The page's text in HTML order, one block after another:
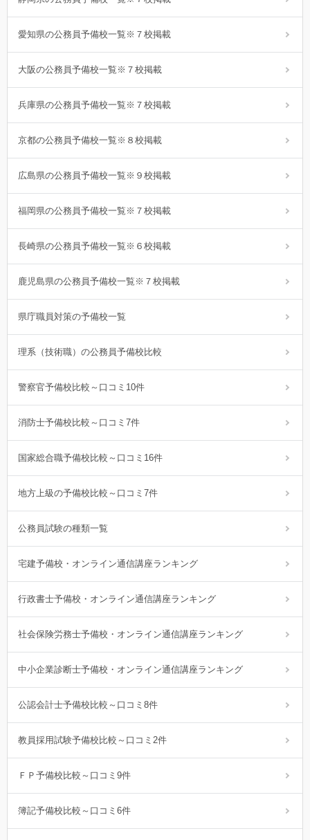
愛知県の公務員予備校一覧※７校掲載
大阪の公務員予備校一覧※７校掲載
兵庫県の公務員予備校一覧※７校掲載
京都の公務員予備校一覧※８校掲載
広島県の公務員予備校一覧※９校掲載
福岡県の公務員予備校一覧※７校掲載
長崎県の公務員予備校一覧※６校掲載
鹿児島県の公務員予備校一覧※７校掲載
県庁職員対策の予備校一覧
理系（技術職）の公務員予備校比較
警察官予備校比較～口コミ10件
消防士予備校比較～口コミ7件
国家総合職予備校比較～口コミ16件
地方上級の予備校比較～口コミ7件
公務員試験の種類一覧
宅建予備校・オンライン通信講座ランキング
行政書士予備校・オンライン通信講座ランキング
社会保険労務士予備校・オンライン通信講座ランキング
中小企業診断士予備校・オンライン通信講座ランキング
公認会計士予備校比較～口コミ8件
教員採用試験予備校比較～口コミ2件
ＦＰ予備校比較～口コミ9件
簿記予備校比較～口コミ6件